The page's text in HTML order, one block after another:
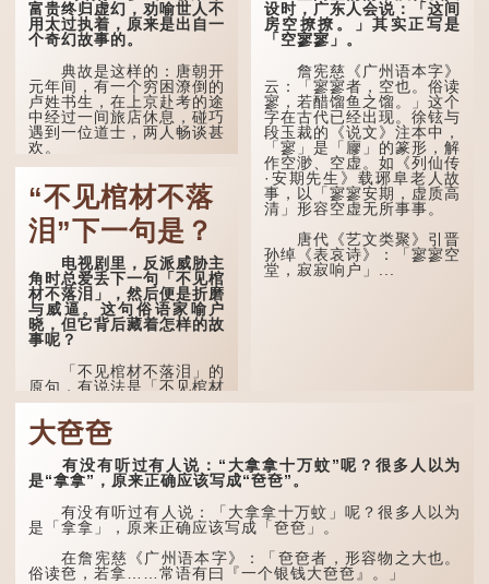
也说：「知者不惑，仁者不
忧，勇者不惧。」「知」与
智慧的「智」相通，四十岁
的男人应已累积足够智慧，
不再对自己的人生感到困
惑、忧虑与恐惧。
到了五十岁，...
《礼记·曲礼》明确记载：
「人生十年曰幼，学；二十
曰弱，冠；三十曰壮，有
室。」这说明三十岁...
富贵终归虚幻，劝喻世人不
用太过执着，原来是出自一
个奇幻故事的。
典故是这样的：唐朝开
元年间，有一个穷困潦倒的
卢姓书生，在上京赴考的途
中经过一间旅店休息，碰巧
遇到一位道士，两人畅谈甚
欢。
自己虽贵为读书人，但一直
未能考取功名，仍然贫困，
感到十分落泊。于是，道士
拿出一个青瓷枕头，让卢姓
书生睡一睡，便能满足他希
望得到荣华富贵的愿望。
这时，...
“不见棺材不落
泪”下一句是？
电视剧里，反派威胁主
角时总爱丢下一句「不见棺
材不落泪」，然后便是折磨
与威逼。这句俗语家喻户
晓，但它背后藏着怎样的故
事呢？
「不见棺材不落泪」的
原句，有说法是「不见棺材
不下泪」或「不见亲棺不下
泪」，出自明朝兰陵笑笑生
所著的《金瓶梅词话》第九
十八回。原意是指人未亲眼
见到亲人棺木，便不会真正
感到悲伤；后来引申为比喻
人执迷不悟，不到彻底失
败，便不肯罢休。
许多人对这上半句耳熟
能详，但它其实还有下半句
——「不到黄河心不死」...
设时，广东人会说：「这间
房空撩撩。」其实正写是
「空寥寥」。
詹宪慈《广州语本字》
云：「寥寥者，空也。俗读
寥，若醋馏鱼之馏。」这个
字在古代已经出现。徐铉与
段玉裁的《说文》注本中，
「寥」是「廫」的篆形，解
作空渺、空虚。如《列仙传
·安期先生》载琊阜老人故
事，以「寥寥安期，虚质高
清」形容空虚无所事事。
唐代《艺文类聚》引晋
孙绰《表哀诗》：「寥寥空
堂，寂寂响户」...
大夿夿
有没有听过有人说：“大拿拿十万蚊”呢？很多人以为
是“拿拿”，原来正确应该写成“夿夿”。
有没有听过有人说：「大拿拿十万蚊」呢？很多人以为
是「拿拿」，原来正确应该写成「夿夿」。
在詹宪慈《广州语本字》：「夿夿者，形容物之大也。
俗读夿，若拿……常语有曰『一个银钱大夿夿』。」